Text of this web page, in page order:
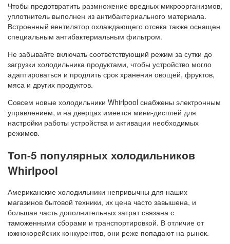
Чтобы предотвратить размножение вредных микроорганизмов,
уплотнитель выполнен из антибактериального материала.
Встроенный вентилятор охлаждающего отсека также оснащен
специальным антибактериальным фильтром.
Не забывайте включать соответствующий режим за сутки до
загрузки холодильника продуктами, чтобы устройство могло
адаптироваться и продлить срок хранения овощей, фруктов,
мяса и других продуктов.
Совсем новые холодильники Whirlpool снабжены электронным
управлением, и на дверцах имеется мини-дисплей для
настройки работы устройства и активации необходимых
режимов.
Топ-5 популярных холодильников
Whirlpool
Американские холодильники непривычны для наших
магазинов бытовой техники, их цена часто завышена, и
большая часть дополнительных затрат связана с
таможенными сборами и транспортировкой. В отличие от
южнокорейских конкурентов, они реже попадают на рынок.